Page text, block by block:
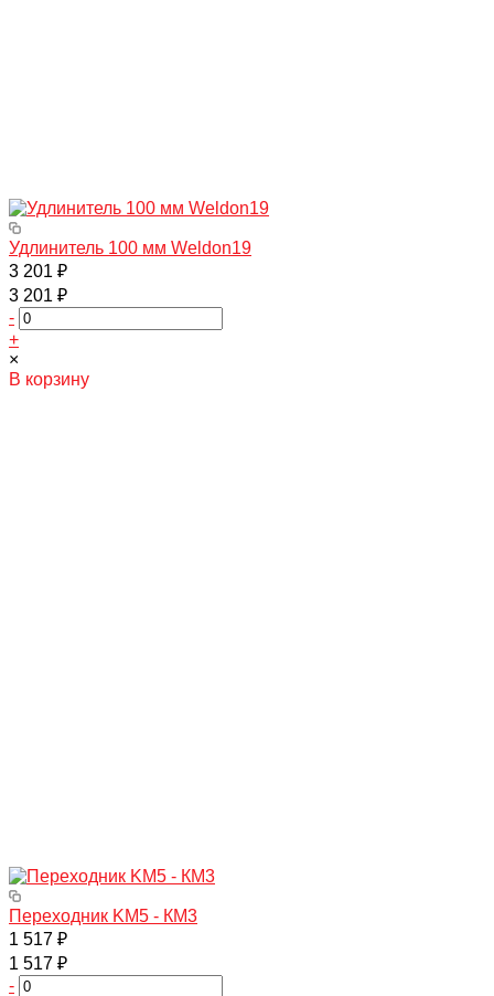
Удлинитель 100 мм Weldon19
3 201 ₽
3 201 ₽
-
+
×
В корзину
Переходник KM5 - КМ3
1 517 ₽
1 517 ₽
-